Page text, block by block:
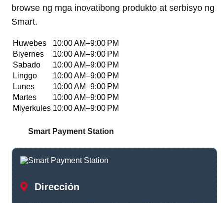
browse ng mga inovatibong produkto at serbisyo ng
Smart.
Huwebes
10:00 AM–9:00 PM
Biyernes
10:00 AM–9:00 PM
Sabado
10:00 AM–9:00 PM
Linggo
10:00 AM–9:00 PM
Lunes
10:00 AM–9:00 PM
Martes
10:00 AM–9:00 PM
Miyerkules 10:00 AM–9:00 PM
Smart Payment Station
Dirección